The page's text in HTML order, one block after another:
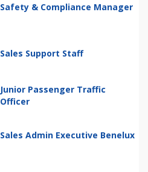
Safety & Compliance Manager
Sales Support Staff
Junior Passenger Traffic
Officer
Sales Admin Executive Benelux